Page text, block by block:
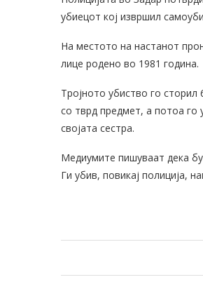
убиецот кој извршил
На местото на настанот
лице родено во 1981 година.
Тројното убиство го
со тврд предмет, а потоа го
својата сестра.
Медиумите пишуваат дека
Ги убив, повикај полиција,